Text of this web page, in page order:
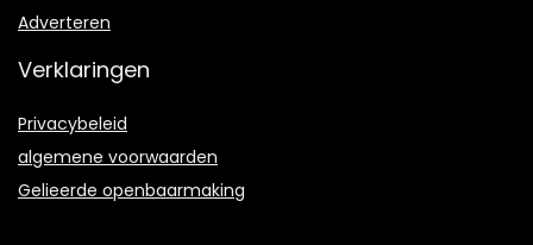
Adverteren
Verklaringen
Privacybeleid
algemene voorwaarden
Gelieerde openbaarmaking